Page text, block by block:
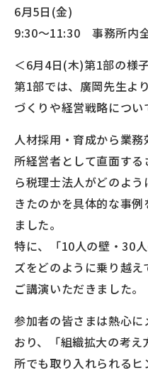
6月5日(金)
9:30～11:30 事務所内
＜6月4日(木)第1部の様
第1部では、廣岡先生よ
づくりや経営戦略につい
人材採用・育成から業
所経営者として直面す
ら税理士法人がどのよ
きたのかを具体的な事
ました。
特に、「10人の壁・30
ズをどのように乗り越
ご講演いただきました。
参加者の皆さまは熱心
おり、「組織拡大の考
所でも取り入れられる